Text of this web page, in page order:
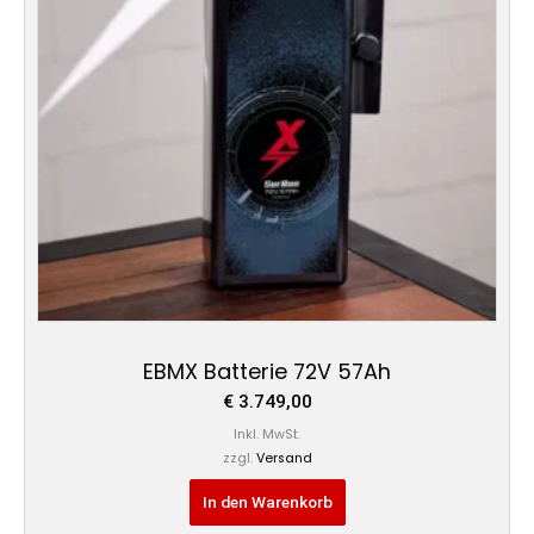
EBMX Batterie 72V 57Ah
€3.749,00
Inkl. MwSt.
zzgl. Versand
In den Warenkorb